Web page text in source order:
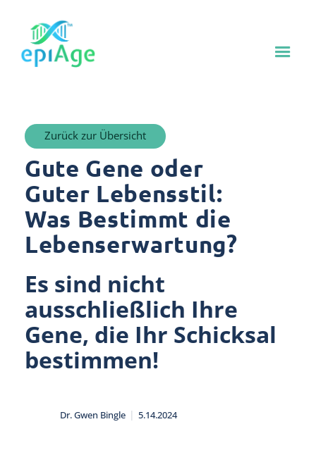
Zurück zur Übersicht
Gute Gene oder
Guter Lebensstil:
Was Bestimmt die
Lebenserwartung?
Es sind nicht
ausschließlich Ihre
Gene, die Ihr Schicksal
bestimmen!
Dr. Gwen Bingle | 5.14.2024